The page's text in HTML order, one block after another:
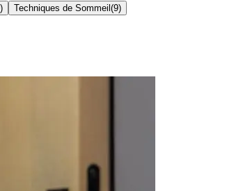
) Techniques de Sommeil (9)